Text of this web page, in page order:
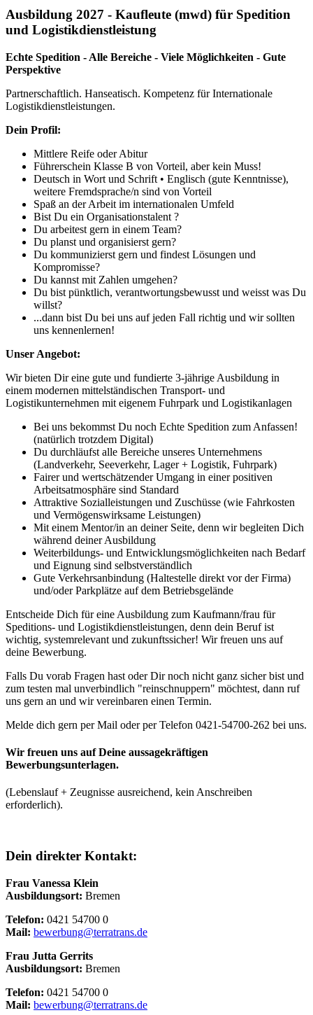
Ausbildung 2027 - Kaufleute (mwd) für Spedition
und Logistikdienstleistung
Echte Spedition - Alle Bereiche - Viele Möglichkeiten - Gute
Perspektive
Partnerschaftlich. Hanseatisch. Kompetenz für Internationale
Logistikdienstleistungen.
Dein Profil:
Mittlere Reife oder Abitur
Führerschein Klasse B von Vorteil, aber kein Muss!
Deutsch in Wort und Schrift • Englisch (gute Kenntnisse),
weitere Fremdsprache/n sind von Vorteil
Spaß an der Arbeit im internationalen Umfeld
Bist Du ein Organisationstalent ?
Du arbeitest gern in einem Team?
Du planst und organisierst gern?
Du kommunizierst gern und findest Lösungen und
Kompromisse?
Du kannst mit Zahlen umgehen?
Du bist pünktlich, verantwortungsbewusst und weisst was Du
willst?
...dann bist Du bei uns auf jeden Fall richtig und wir sollten
uns kennenlernen!
Unser Angebot:
Wir bieten Dir eine gute und fundierte 3-jährige Ausbildung in
einem modernen mittelständischen Transport- und
Logistikunternehmen mit eigenem Fuhrpark und Logistikanlagen
Bei uns bekommst Du noch Echte Spedition zum Anfassen!
(natürlich trotzdem Digital)
Du durchläufst alle Bereiche unseres Unternehmens
(Landverkehr, Seeverkehr, Lager + Logistik, Fuhrpark)
Fairer und wertschätzender Umgang in einer positiven
Arbeitsatmosphäre sind Standard
Attraktive Sozialleistungen und Zuschüsse (wie Fahrkosten
und Vermögenswirksame Leistungen)
Mit einem Mentor/in an deiner Seite, denn wir begleiten Dich
während deiner Ausbildung
Weiterbildungs- und Entwicklungsmöglichkeiten nach Bedarf
und Eignung sind selbstverständlich
Gute Verkehrsanbindung (Haltestelle direkt vor der Firma)
und/oder Parkplätze auf dem Betriebsgelände
Entscheide Dich für eine Ausbildung zum Kaufmann/frau für
Speditions- und Logistikdienstleistungen, denn dein Beruf ist
wichtig, systemrelevant und zukunftssicher! Wir freuen uns auf
deine Bewerbung.
Falls Du vorab Fragen hast oder Dir noch nicht ganz sicher bist und
zum testen mal unverbindlich "reinschnuppern" möchtest, dann ruf
uns gern an und wir vereinbaren einen Termin.
Melde dich gern per Mail oder per Telefon 0421-54700-262 bei uns.
Wir freuen uns auf Deine aussagekräftigen
Bewerbungsunterlagen.
(Lebenslauf + Zeugnisse ausreichend, kein Anschreiben
erforderlich).
Dein direkter Kontakt:
Frau Vanessa Klein
Ausbildungsort: Bremen
Telefon: 0421 54700 0
Mail: bewerbung@terratrans.de
Frau Jutta Gerrits
Ausbildungsort: Bremen
Telefon: 0421 54700 0
Mail: bewerbung@terratrans.de